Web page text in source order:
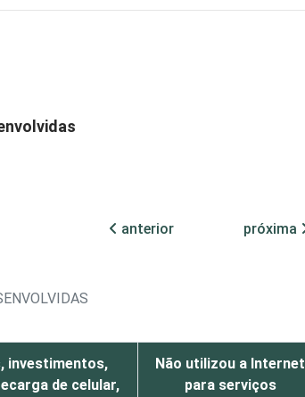
anterior
próxima
investimentos,
de celular,
Não utilizou a Internet
para serviços